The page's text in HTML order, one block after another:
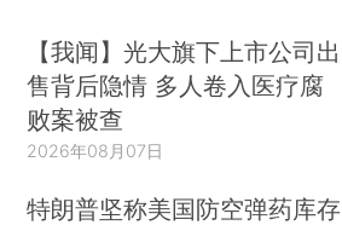
【我闻】光大旗下上市公司出
售背后隐情 多人卷入医疗腐
败案被查
2026年08月07日
特朗普坚称美国防空弹药库存